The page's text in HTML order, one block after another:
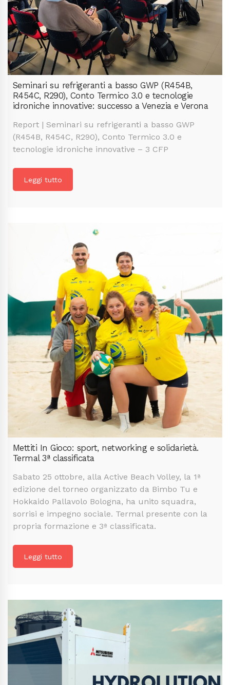
Seminari su refrigeranti a basso GWP (R454B,
R454C, R290), Conto Termico 3.0 e tecnologie
idroniche innovative: successo a Venezia e Verona
Report | Seminari su refrigeranti a basso GWP
(R454B, R454C, R290), Conto Termico 3.0 e
tecnologie idroniche innovative – 3 CFP
Leggi tutto
Mettiti In Gioco: sport, networking e solidarietà.
Termal 3ª classificata
Sabato 25 ottobre, alla Active Beach Volley, la 1ª
edizione del torneo organizzato da Bimbo Tu e
Hokkaido Pallavolo Bologna, ha unito squadra,
sorrisi e impegno sociale. Termal presente con la
propria formazione e 3ª classificata.
Leggi tutto